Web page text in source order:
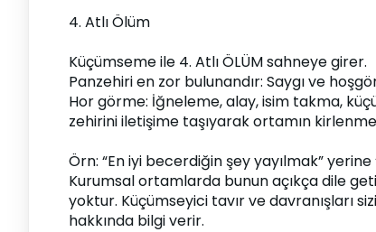
4. Atlı Ölüm
Küçümseme ile 4. Atlı ÖLÜM sahneye girer.
Panzehiri en zor bulunandır: Saygı ve
Hor görme: İğneleme, alay, isim takma,
zehirini iletişime taşıyarak ortamın
Örn: “En iyi becerdiğin şey yayılmak”
Kurumsal ortamlarda bunun açıkça dile
yoktur. Küçümseyici tavır ve davranışları
hakkında bilgi verir.